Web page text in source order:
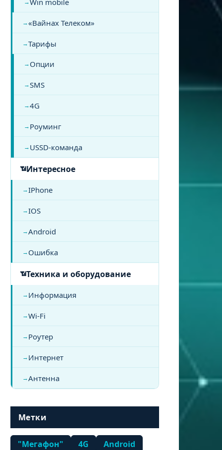
Win mobile
«Вайнах Телеком»
Тарифы
Опции
SMS
4G
Роуминг
USSD-команда
Интересное
IPhone
IOS
Android
Ошибка
Техника и оборудование
Информация
Wi-Fi
Роутер
Интернет
Антенна
Метки
"Мегафон" 4G
Android